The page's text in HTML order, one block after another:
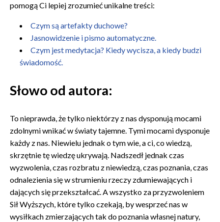
pomogą Ci lepiej zrozumieć unikalne treści:
Czym są artefakty duchowe?
Jasnowidzenie i pismo automatyczne.
Czym jest medytacja? Kiedy wycisza, a kiedy budzi
świadomość.
Słowo od autora:
To nieprawda, że tylko niektórzy z nas dysponują mocami
zdolnymi wnikać w światy tajemne. Tymi mocami dysponuje
każdy z nas. Niewielu jednak o tym wie, a ci, co wiedzą,
skrzętnie tę wiedzę ukrywają. Nadszedł jednak czas
wyzwolenia, czas rozbratu z niewiedzą, czas poznania, czas
odnalezienia się w strumieniu rzeczy zdumiewających i
dających się przekształcać. A wszystko za przyzwoleniem
Sił Wyższych, które tylko czekają, by wesprzeć nas w
wysiłkach zmierzających tak do poznania własnej natury,